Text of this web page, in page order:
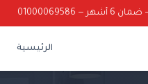
— 01000069586
الرئيسية